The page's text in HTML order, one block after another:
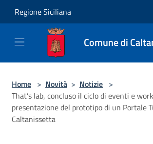
Regione Siciliana
Comune di
Home > Novità > Notizie >
That’s lab, concluso il ciclo di eventi e
presentazione del prototipo di un Portale
Caltanissetta